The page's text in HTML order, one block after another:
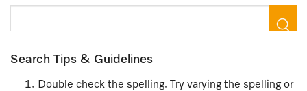
Search Tips & Guidelines
Double check the spelling. Try varying the spelling or